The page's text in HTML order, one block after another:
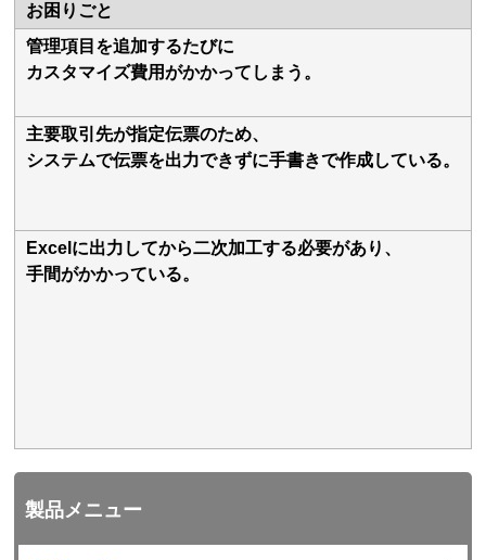
お困りごと
管理項目を追加するたびに
カスタマイズ費用がかかってしまう。
主要取引先が指定伝票のため、
システムで伝票を出力できずに手書きで作成している。
Excelに出力してから二次加工する必要があり、
手間がかかっている。
製品メニュー